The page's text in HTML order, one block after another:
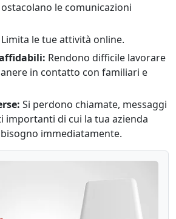
le comunicazioni
Limita le tue attività online.
Rendono difficile lavorare
in contatto con familiari e
Si perdono chiamate, messaggi
importanti di cui la tua azienda
immediatamente.